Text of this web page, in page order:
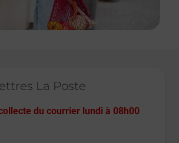
La Poste
du courrier lundi à 08h00